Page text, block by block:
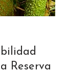
Reserva